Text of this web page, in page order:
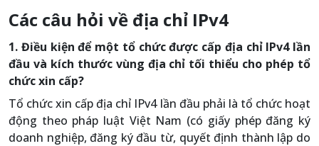
Các câu hỏi về địa chỉ IPv4
1. Điều kiện để một tổ chức được cấp địa chỉ IPv4 lần
đầu và kích thước vùng địa chỉ tối thiểu cho phép tổ
chức xin cấp?
Tổ chức xin cấp địa chỉ IPv4 lần đầu phải là tổ chức hoạt
động theo pháp luật Việt Nam (có giấy phép đăng ký
doanh nghiệp, đăng ký đầu từ, quyết định thành lập do